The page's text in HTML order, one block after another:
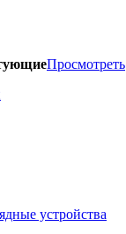
Просмотреть
устройства